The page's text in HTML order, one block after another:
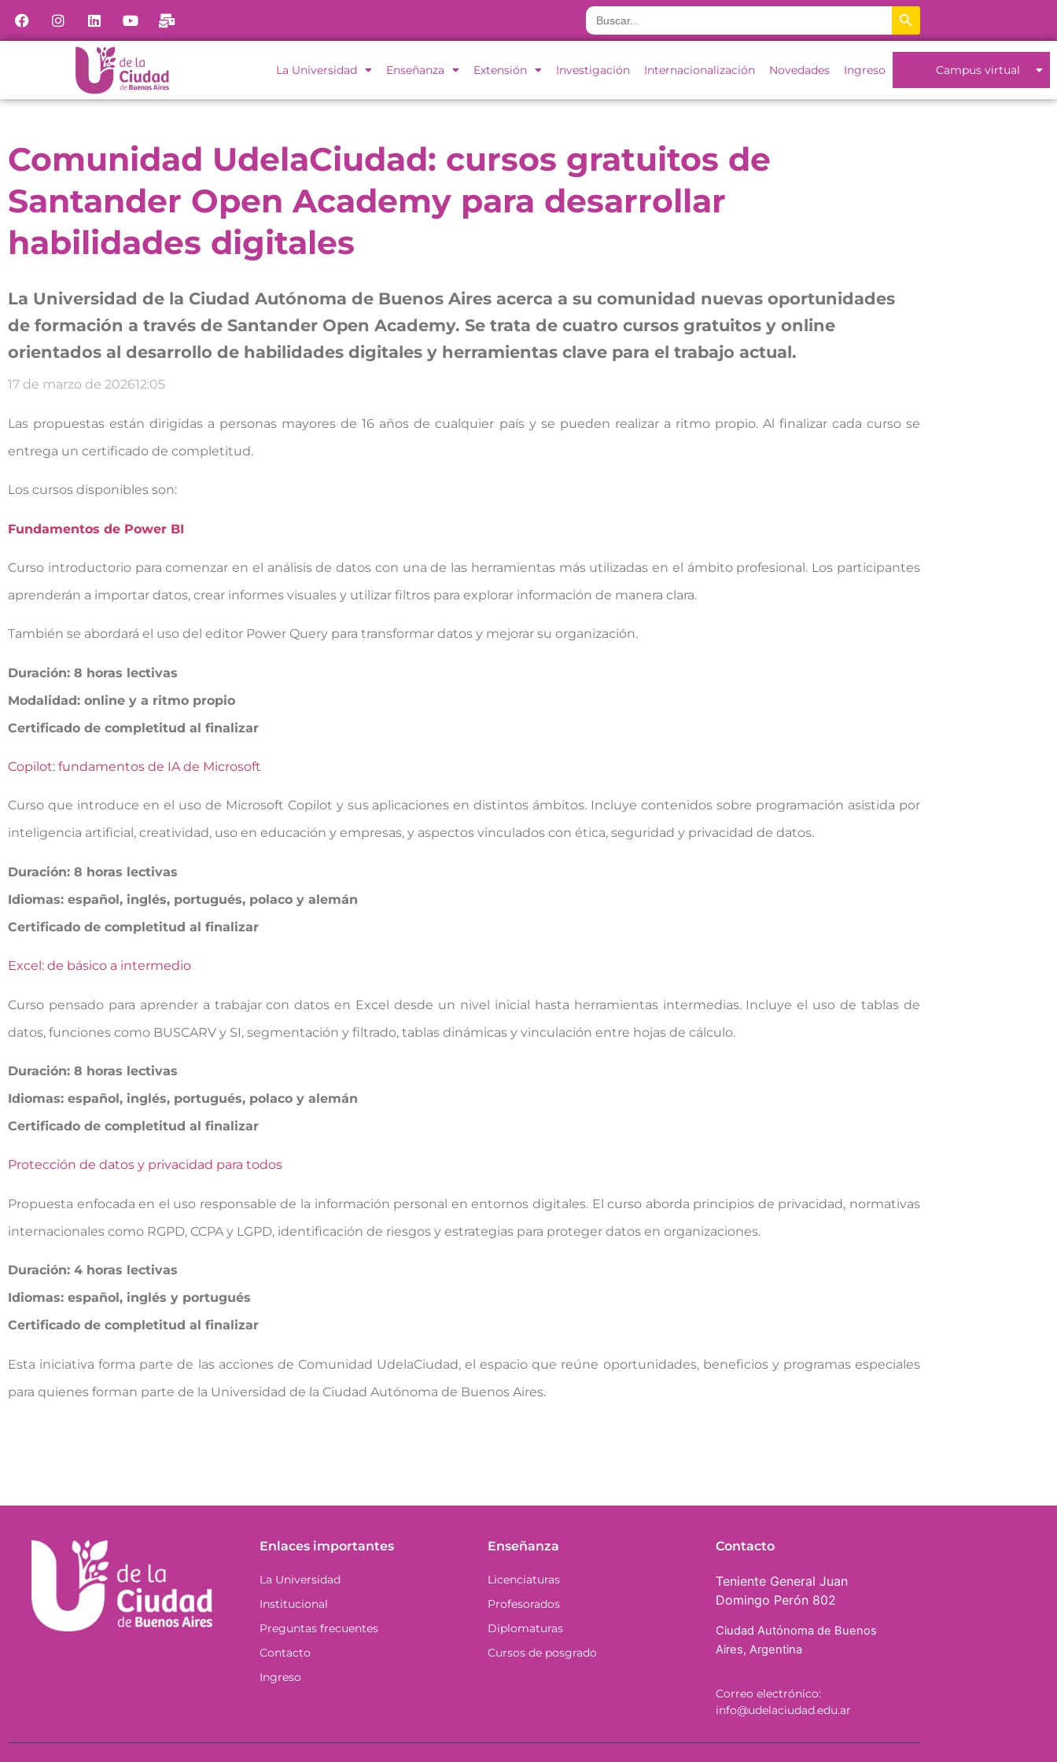
Buscar: Botón de búsqueda
La Universidad Enseñanza Extensión Investigación Internacionalización Novedades Ingreso Campus virtual
Comunidad UdelaCiudad: cursos gratuitos de
Santander Open Academy para desarrollar
habilidades digitales
La Universidad de la Ciudad Autónoma de Buenos Aires acerca a su comunidad nuevas oportunidades
de formación a través de Santander Open Academy. Se trata de cuatro cursos gratuitos y online
orientados al desarrollo de habilidades digitales y herramientas clave para el trabajo actual.
17 de marzo de 202612:05
Las propuestas están dirigidas a personas mayores de 16 años de cualquier país y se pueden realizar a ritmo propio. Al finalizar cada curso se
entrega un certificado de completitud.
Los cursos disponibles son:
Fundamentos de Power BI
Curso introductorio para comenzar en el análisis de datos con una de las herramientas más utilizadas en el ámbito profesional. Los participantes
aprenderán a importar datos, crear informes visuales y utilizar filtros para explorar información de manera clara.
También se abordará el uso del editor Power Query para transformar datos y mejorar su organización.
Duración: 8 horas lectivas
Modalidad: online y a ritmo propio
Certificado de completitud al finalizar
Copilot: fundamentos de IA de Microsoft
Curso que introduce en el uso de Microsoft Copilot y sus aplicaciones en distintos ámbitos. Incluye contenidos sobre programación asistida por
inteligencia artificial, creatividad, uso en educación y empresas, y aspectos vinculados con ética, seguridad y privacidad de datos.
Duración: 8 horas lectivas
Idiomas: español, inglés, portugués, polaco y alemán
Certificado de completitud al finalizar
Excel: de básico a intermedio
Curso pensado para aprender a trabajar con datos en Excel desde un nivel inicial hasta herramientas intermedias. Incluye el uso de tablas de
datos, funciones como BUSCARV y SI, segmentación y filtrado, tablas dinámicas y vinculación entre hojas de cálculo.
Duración: 8 horas lectivas
Idiomas: español, inglés, portugués, polaco y alemán
Certificado de completitud al finalizar
Protección de datos y privacidad para todos
Propuesta enfocada en el uso responsable de la información personal en entornos digitales. El curso aborda principios de privacidad, normativas
internacionales como RGPD, CCPA y LGPD, identificación de riesgos y estrategias para proteger datos en organizaciones.
Duración: 4 horas lectivas
Idiomas: español, inglés y portugués
Certificado de completitud al finalizar
Esta iniciativa forma parte de las acciones de Comunidad UdelaCiudad, el espacio que reúne oportunidades, beneficios y programas especiales
para quienes forman parte de la Universidad de la Ciudad Autónoma de Buenos Aires.
Enlaces importantes
La Universidad
Institucional
Preguntas frecuentes
Contacto
Ingreso
Enseñanza
Licenciaturas
Profesorados
Diplomaturas
Cursos de posgrado
Contacto
Teniente General Juan
Domingo Perón 802
Ciudad Autónoma de Buenos
Aires, Argentina
Correo electrónico:
info@udelaciudad.edu.ar